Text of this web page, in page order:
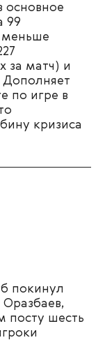
основное
99
меньше
за матч) и
Дополняет
по игре в
кризиса
покинул
посту шесть